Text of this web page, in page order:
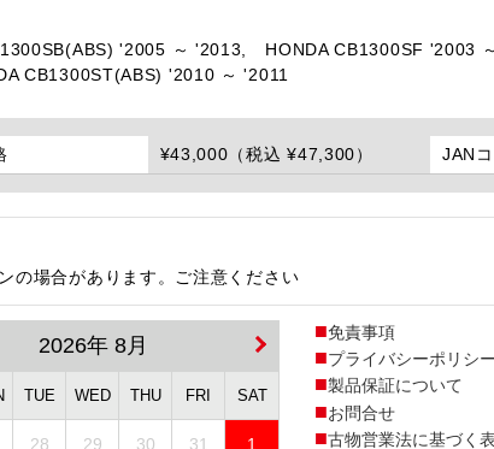
'2005 ～ '2013,
HONDA CB1300SF '2003
CB1300ST(ABS) '2010 ～ '2011
¥43,000（税込 ¥47,300） JAN
の場合があります。ご注意ください
2026年 8月
TUE WED THU FRI SAT
28 29 30 31 1
免責事項
プライバシーポリシー
製品保証について
お問合せ
古物営業法に基づく